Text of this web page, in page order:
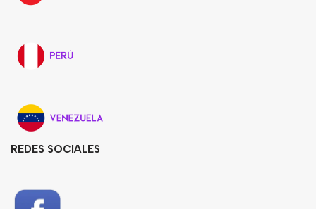
REDES SOCIALES